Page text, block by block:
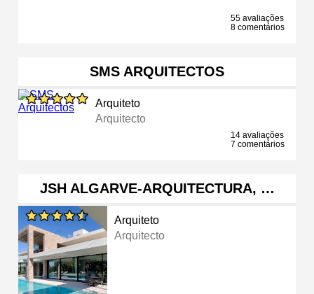
55 avaliações
8 comentários
SMS ARQUITECTOS
Arquiteto
Arquitecto
14 avaliações
7 comentários
JSH ALGARVE-ARQUITECTURA, …
Arquiteto
Arquitecto